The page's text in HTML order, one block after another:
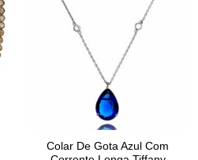
Colar De Gota Azul Com